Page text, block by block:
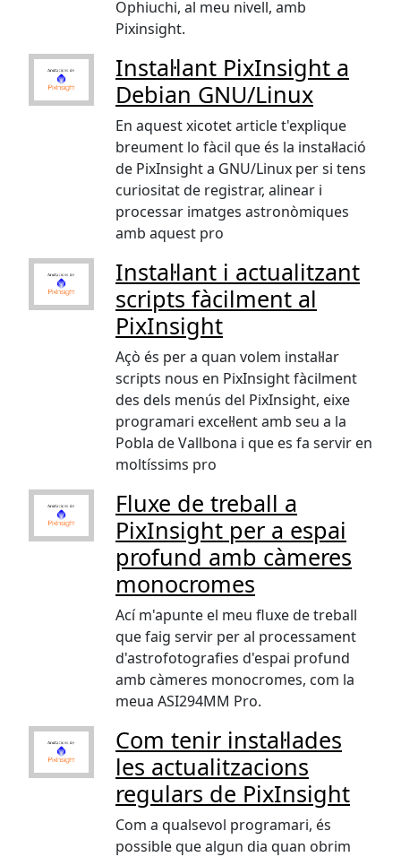
Ophiuchi, al meu nivell, amb
Pixinsight.
Instal·lant PixInsight a
Debian GNU/Linux
En aquest xicotet article t'explique
breument lo fàcil que és la instal·lació
de PixInsight a GNU/Linux per si tens
curiositat de registrar, alinear i
processar imatges astronòmiques
amb aquest pro
Instal·lant i actualitzant
scripts fàcilment al
PixInsight
Açò és per a quan volem instal·lar
scripts nous en PixInsight fàcilment
des dels menús del PixInsight, eixe
programari excel·lent amb seu a la
Pobla de Vallbona i que es fa servir en
moltíssims pro
Fluxe de treball a
PixInsight per a espai
profund amb càmeres
monocromes
Ací m'apunte el meu fluxe de treball
que faig servir per al processament
d'astrofotografies d'espai profund
amb càmeres monocromes, com la
meua ASI294MM Pro.
Com tenir instal·lades
les actualitzacions
regulars de PixInsight
Com a qualsevol programari, és
possible que algun dia quan obrim